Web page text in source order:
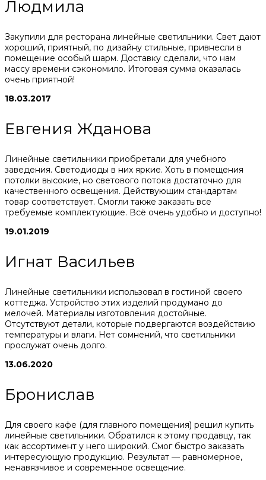
Людмила
Закупили для ресторана линейные светильники. Свет дают
хороший, приятный, по дизайну стильные, привнесли в
помещение особый шарм. Доставку сделали, что нам
массу времени сэкономило. Итоговая сумма оказалась
очень приятной!
18.03.2017
Евгения Жданова
Линейные светильники приобретали для учебного
заведения. Светодиоды в них яркие. Хоть в помещения
потолки высокие, но светового потока достаточно для
качественного освещения. Действующим стандартам
товар соответствует. Смогли также заказать все
требуемые комплектующие. Всё очень удобно и доступно!
19.01.2019
Игнат Васильев
Линейные светильники использовал в гостиной своего
коттеджа. Устройство этих изделий продумано до
мелочей. Материалы изготовления достойные.
Отсутствуют детали, которые подвергаются воздействию
температуры и влаги. Нет сомнений, что светильники
прослужат очень долго.
13.06.2020
Бронислав
Для своего кафе (для главного помещения) решил купить
линейные светильники. Обратился к этому продавцу, так
как ассортимент у него широкий. Смог быстро заказать
интересующую продукцию. Результат — равномерное,
ненавязчивое и современное освещение.